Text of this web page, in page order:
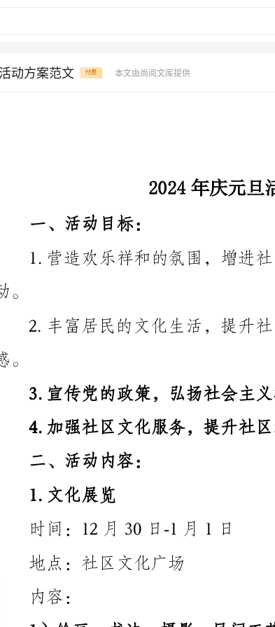
动方案范文 付费 本文由尚阅文库提供
1.文化展览
时间：12月30日-1月1日
地点：社区文化广场